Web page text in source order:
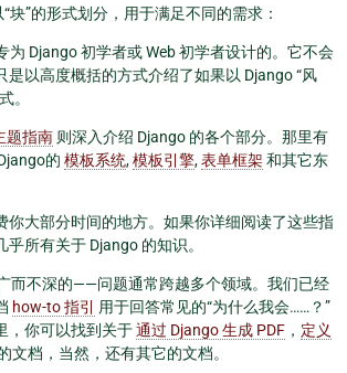
块”的形式划分，用于满足不同的需求：
为 Django 初学者或 Web 初学者设计的。它不会
是以高度概括的方式介绍了如果以 Django “风
。
题指南 则深入介绍 Django 的各个部分。那里有
的 模板系统,模板引擎,表单框架 和其它东
你大部分时间的地方。如果你详细阅读了这些指
所有关于 Django 的知识。
而不深的——问题通常跨越多个领域。我们已经
how-to 指引
用于回答常见的“为什么我会……？”
，你可以找到关于通过 Django 生成 PDF ， 定义
文档，当然，还有其它的文档。